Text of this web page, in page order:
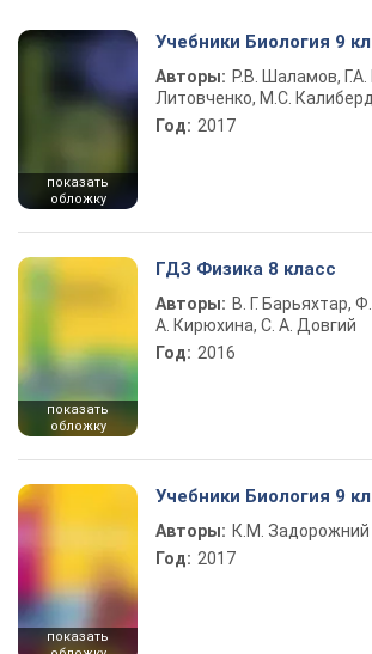
показать
обложку
Учебники Биология 9
Авторы: Р.В. Шаламов, Г.А.
Литовченко, М.С.
Год: 2017
показать
обложку
ГДЗ Физика 8 класс
Авторы: В. Г. Барьяхтар,
А. Кирюхина, С. А. Довгий
Год: 2016
показать
Учебники Биология 9
Авторы: К.М. Задорожний
Год: 2017